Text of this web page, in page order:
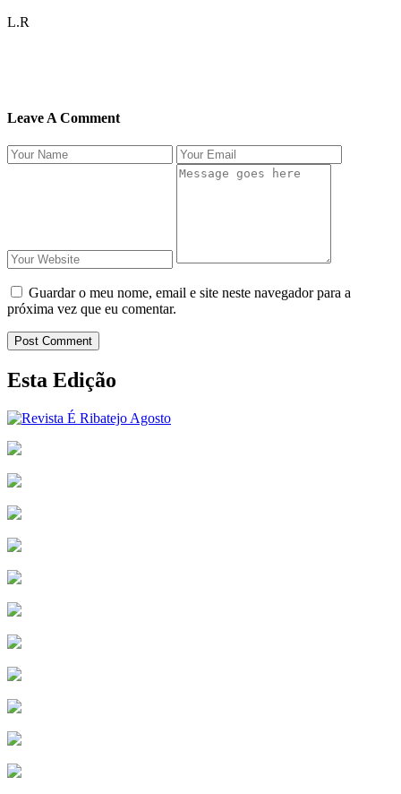
L.R
Leave A Comment
Guardar o meu nome, email e site neste navegador para a
próxima vez que eu comentar.
Post Comment
Esta Edição